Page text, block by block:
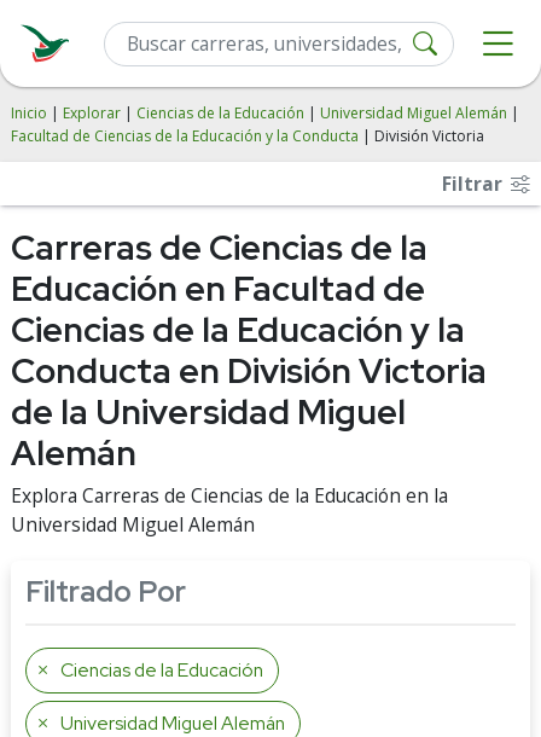
Inicio | Explorar | Ciencias de la Educación | Universidad Miguel Alemán |
Facultad de Ciencias de la Educación y la Conducta | División Victoria
Filtrar
Carreras de Ciencias de la
Educación en Facultad de
Ciencias de la Educación y la
Conducta en División Victoria
de la Universidad Miguel
Alemán
Explora Carreras de Ciencias de la Educación en la
Universidad Miguel Alemán
Filtrado Por
Ciencias de la Educación
Universidad Miguel Alemán